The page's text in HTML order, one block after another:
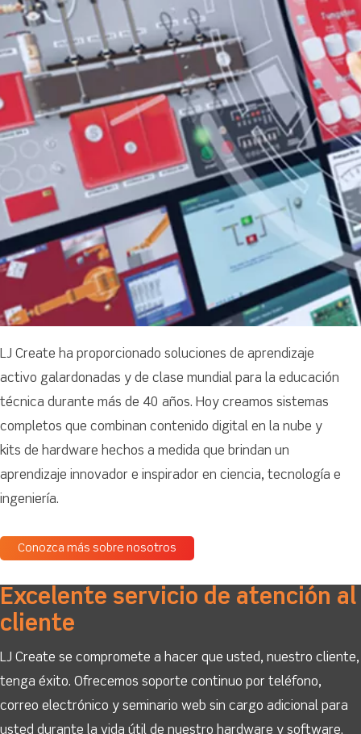
LJ Create ha proporcionado soluciones de aprendizaje
activo galardonadas y de clase mundial para la educación
técnica durante más de 40 años. Hoy creamos sistemas
completos que combinan contenido digital en la nube y
kits de hardware hechos a medida que brindan un
aprendizaje innovador e inspirador en ciencia, tecnología e
ingeniería.
Conozca más sobre nosotros
Excelente servicio de atención al
cliente
LJ Create se compromete a hacer que usted, nuestro cliente,
tenga éxito. Ofrecemos soporte continuo por teléfono,
correo electrónico y seminario web sin cargo adicional para
usted durante la vida útil de nuestro hardware y software.